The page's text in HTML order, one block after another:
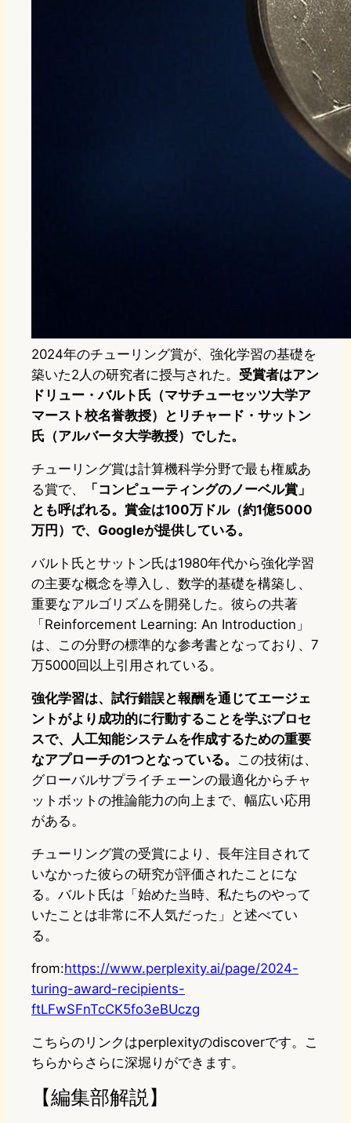
2024年のチューリング賞が、強化学習の基礎を
築いた2人の研究者に授与された。 受賞者はアン
ドリュー・バルト氏（マサチューセッツ大学ア
マースト校名誉教授）とリチャード・サットン
氏（アルバータ大学教授）でした。
チューリング賞は計算機科学分野で最も権威あ
る賞で、
「コンピューティングのノーベル賞」
とも呼ばれる。賞金は100万ドル（約1億5000
万円）で、Googleが提供している。
バルト氏とサットン氏は1980年代から強化学習
の主要な概念を導入し、数学的基礎を構築し、
重要なアルゴリズムを開発した。彼らの共著
「Reinforcement Learning: An Introduction」
は、この分野の標準的な参考書となっており、7
万5000回以上引用されている。
強化学習は、試行錯誤と報酬を通じてエージェ
ントがより成功的に行動することを学ぶプロセ
スで、人工知能システムを作成するための重要
なアプローチの1つとなっている。 この技術は、
グローバルサプライチェーンの最適化からチャ
ットボットの推論能力の向上まで、幅広い応用
がある。
チューリング賞の受賞により、長年注目されて
いなかった彼らの研究が評価されたことにな
る。バルト氏は「始めた当時、私たちのやって
いたことは非常に不人気だった」と述べてい
る。
from:https://www.perplexity.ai/page/2024-
turing-award-recipients-
ftLFwSFnTcCK5fo3eBUczg
こちらのリンクはperplexityのdiscoverです。こ
ちらからさらに深堀りができます。
【編集部解説】